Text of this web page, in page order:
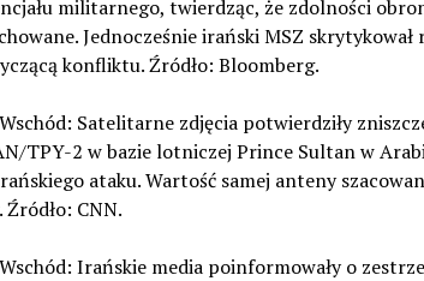
militarnego, twierdząc, że zdolności
Jednocześnie irański MSZ
konfliktu. Źródło: Bloomberg.
Satelitarne zdjęcia potwierdziły
TPY-2 w bazie lotniczej Prince Sultan w
ataku. Wartość samej anteny
Źródło: CNN.
Irańskie media poinformowały o